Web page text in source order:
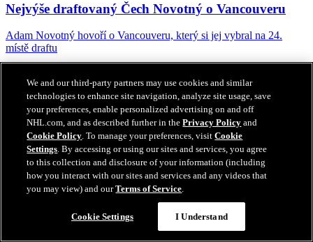
Nejvýše draftovaný Čech Novotný o Vancouveru
Adam Novotný hovoří o Vancouveru, který si jej vybral na 24.
místě draftu
We and our third-party partners may use cookies and similar
technologies to enhance site navigation, analyze site usage, save
your preferences, enable personalized advertising on and off
NHL.com, and as described further in thePrivacy Policy and
Cookie Policy. To manage your preferences, visitCookie
Settings. By accessing or using our sites and services, you agree
to this collection and disclosure of your information (including
how you interact with our sites and services and any videos that
you may view) and ourTerms of Service.
Cookie Settings I Understand